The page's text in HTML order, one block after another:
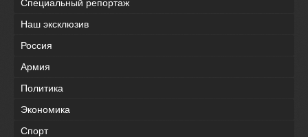
Специальный репортаж
Наш эксклюзив
Россия
Армия
Политика
Экономика
Спорт